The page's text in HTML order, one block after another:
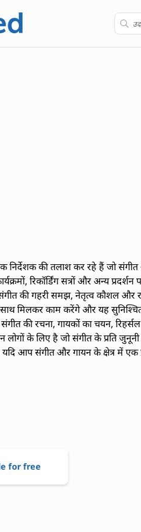
निर्देशक की तलाश कर रहे हैं जो
रिकॉर्डिंग सत्रों और अन्य
की गहरी समझ, नेतृत्व कौशल और
मिलकर काम करेंगे और यह
की रचना, गायकों का चयन,
लोगों के लिए है जो संगीत के प्रति
आप संगीत और गायन के क्षेत्र में एक
for free